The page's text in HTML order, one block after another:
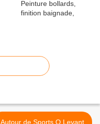
Autour de Sports O Levant